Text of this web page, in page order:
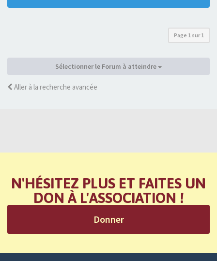
Page 1 sur1
Sélectionner le Forum à atteindre
Aller à la recherche avancée
N'HÉSITEZ PLUS ET FAITES UN
DON À L'ASSOCIATION !
Donner